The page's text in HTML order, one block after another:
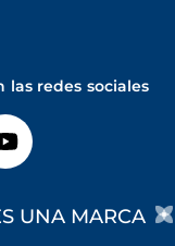
las redes sociales
UNA MARCA